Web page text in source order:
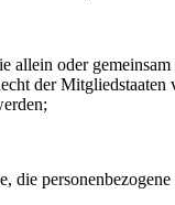
oder
der
die